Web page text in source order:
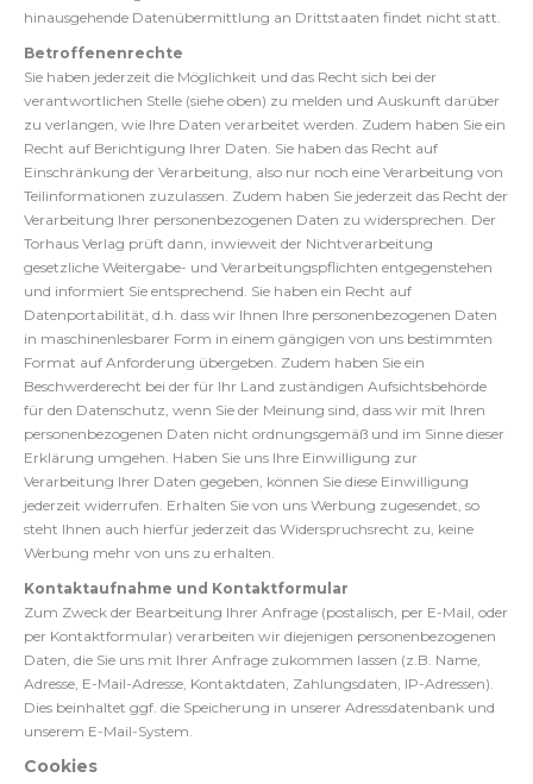
hinausgehende Datenübermittlung an Drittstaaten findet nicht statt.
Betroffenenrechte
Sie haben jederzeit die Möglichkeit und das Recht sich bei der
verantwortlichen Stelle (siehe oben) zu melden und Auskunft darüber
zu verlangen, wie Ihre Daten verarbeitet werden. Zudem haben Sie ein
Recht auf Berichtigung Ihrer Daten. Sie haben das Recht auf
Einschränkung der Verarbeitung, also nur noch eine Verarbeitung von
Teilinformationen zuzulassen. Zudem haben Sie jederzeit das Recht der
Verarbeitung Ihrer personenbezogenen Daten zu widersprechen. Der
Torhaus Verlag prüft dann, inwieweit der Nichtverarbeitung
gesetzliche Weitergabe- und Verarbeitungspflichten entgegenstehen
und informiert Sie entsprechend. Sie haben ein Recht auf
Datenportabilität, d.h. dass wir Ihnen Ihre personenbezogenen Daten
in maschinenlesbarer Form in einem gängigen von uns bestimmten
Format auf Anforderung übergeben. Zudem haben Sie ein
Beschwerderecht bei der für Ihr Land zuständigen Aufsichtsbehörde
für den Datenschutz, wenn Sie der Meinung sind, dass wir mit Ihren
personenbezogenen Daten nicht ordnungsgemäß und im Sinne dieser
Erklärung umgehen. Haben Sie uns Ihre Einwilligung zur
Verarbeitung Ihrer Daten gegeben, können Sie diese Einwilligung
jederzeit widerrufen. Erhalten Sie von uns Werbung zugesendet, so
steht Ihnen auch hierfür jederzeit das Widerspruchsrecht zu, keine
Werbung mehr von uns zu erhalten.
Kontaktaufnahme und Kontaktformular
Zum Zweck der Bearbeitung Ihrer Anfrage (postalisch, per E-Mail, oder
per Kontaktformular) verarbeiten wir diejenigen personenbezogenen
Daten, die Sie uns mit Ihrer Anfrage zukommen lassen (z.B. Name,
Adresse, E-Mail-Adresse, Kontaktdaten, Zahlungsdaten, IP-Adressen).
Dies beinhaltet ggf. die Speicherung in unserer Adressdatenbank und
unserem E-Mail-System.
Cookies